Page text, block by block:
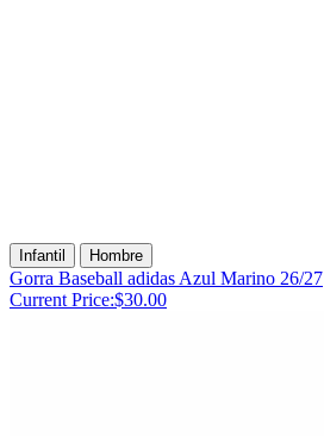
Infantil Hombre
Gorra Baseball adidas Azul Marino 26/27
Current Price:$30.00